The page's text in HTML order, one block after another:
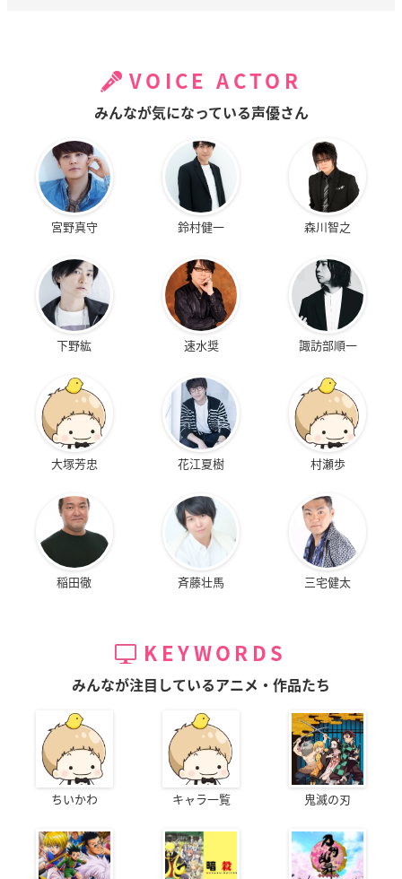
VOICE ACTOR
みんなが気になっている声優さん
宮野真守 鈴村健一 森川智之
下野紘 速水奨 諏訪部順一
大塚芳忠 花江夏樹 村瀬歩
稲田徹 斉藤壮馬 三宅健太
KEYWORDS
みんなが注目しているアニメ・作品たち
ちいかわ キャラ一覧 鬼滅の刃